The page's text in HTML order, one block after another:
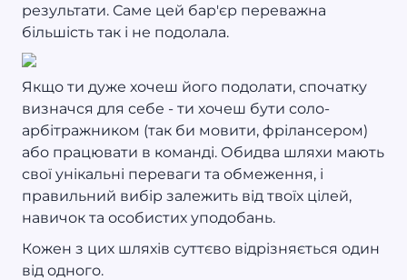
результати. Саме цей бар'єр переважна
більшість так і не подолала.
Якщо ти дуже хочеш його подолати, спочатку
визначся для себе - ти хочеш бути соло-
арбітражником (так би мовити, фрілансером)
або працювати в команді. Обидва шляхи мають
свої унікальні переваги та обмеження, і
правильний вибір залежить від твоїх цілей,
навичок та особистих уподобань.
Кожен з цих шляхів суттєво відрізняється один
від одного.